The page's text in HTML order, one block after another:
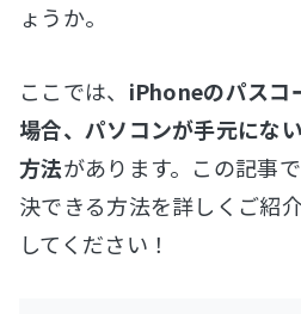
ょうか。
ここでは、 iPhoneのパスコ
場合、パソコンが手元にな
方法があります。この記事
決できる方法を詳しくご紹
してください！